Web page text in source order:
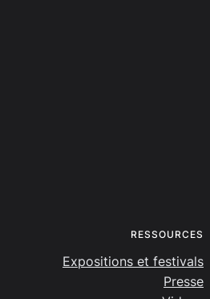
RESSOURCES
Expositions et festivals
Presse